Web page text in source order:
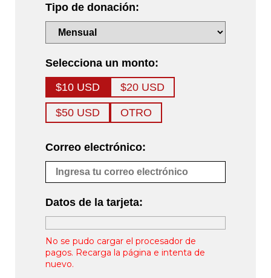
Tipo de donación:
Selecciona un monto:
$10 USD
$20 USD
$50 USD OTRO
Correo electrónico:
Datos de la tarjeta:
No se pudo cargar el procesador de
pagos. Recarga la página e intenta de
nuevo.